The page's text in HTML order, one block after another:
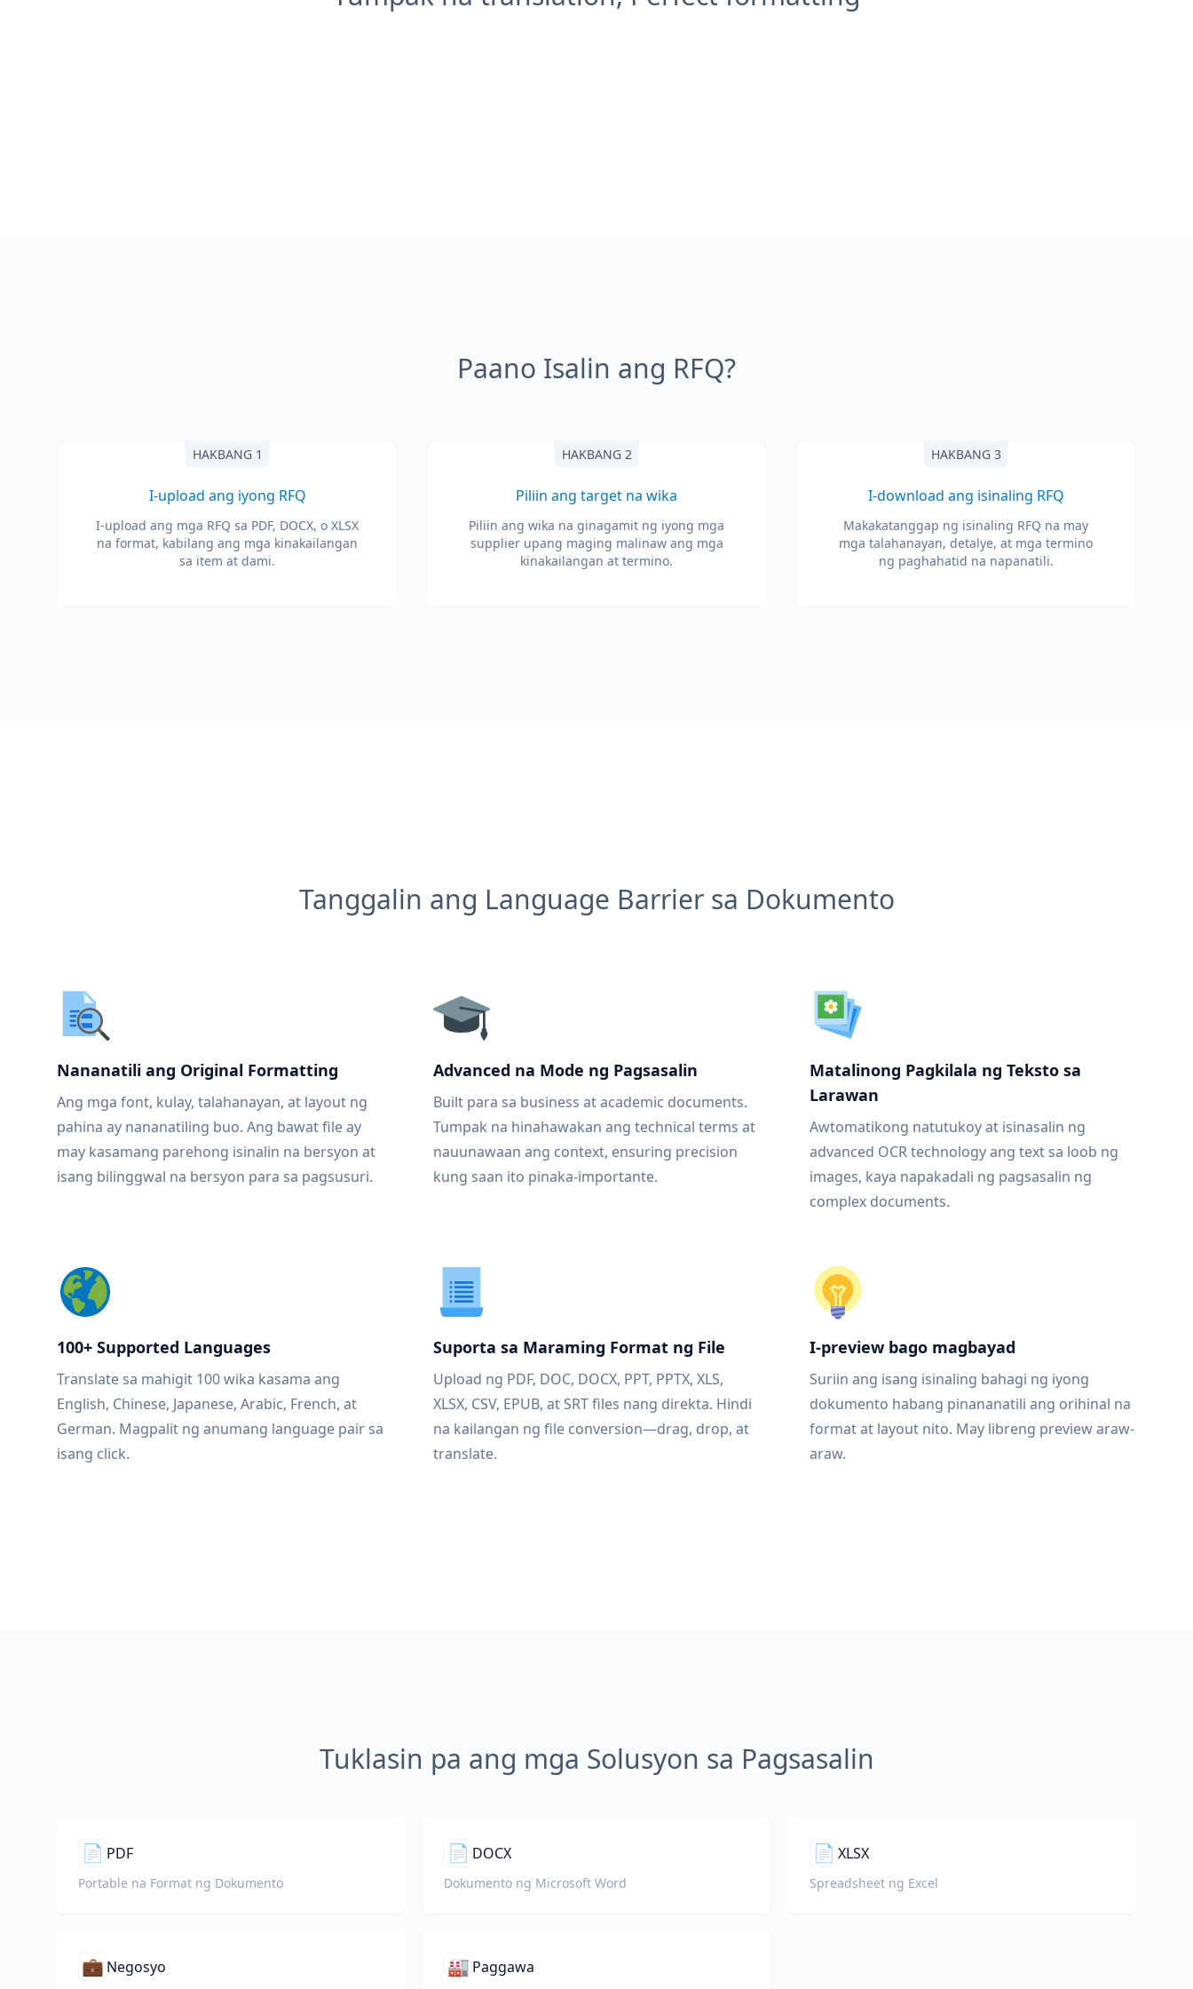
Paano Isalin ang RFQ?
HAKBANG 1
I-upload ang iyong RFQ
I-upload ang mga RFQ sa PDF, DOCX, o XLSX
na format, kabilang ang mga kinakailangan
sa item at dami.
HAKBANG 2
Piliin ang target na wika
Piliin ang wika na ginagamit ng iyong mga
supplier upang maging malinaw ang mga
kinakailangan at termino.
HAKBANG 3
I-download ang isinaling RFQ
Makakatanggap ng isinaling RFQ na may
mga talahanayan, detalye, at mga termino
ng paghahatid na napanatili.
Tanggalin ang Language Barrier sa Dokumento
Nananatili ang Original Formatting
Ang mga font, kulay, talahanayan, at layout ng
pahina ay nananatiling buo. Ang bawat file ay
may kasamang parehong isinalin na bersyon at
isang bilinggwal na bersyon para sa pagsusuri.
Advanced na Mode ng Pagsasalin
Built para sa business at academic documents.
Tumpak na hinahawakan ang technical terms at
nauunawaan ang context, ensuring precision
kung saan ito pinaka-importante.
Matalinong Pagkilala ng Teksto sa
Larawan
Awtomatikong natutukoy at isinasalin ng
advanced OCR technology ang text sa loob ng
images, kaya napakadali ng pagsasalin ng
complex documents.
100+ Supported Languages
Translate sa mahigit 100 wika kasama ang
English, Chinese, Japanese, Arabic, French, at
German. Magpalit ng anumang language pair sa
isang click.
Suporta sa Maraming Format ng File
Upload ng PDF, DOC, DOCX, PPT, PPTX, XLS,
XLSX, CSV, EPUB, at SRT files nang direkta. Hindi
na kailangan ng file conversion—drag, drop, at
translate.
I-preview bago magbayad
Suriin ang isang isinaling bahagi ng iyong
dokumento habang pinananatili ang orihinal na
format at layout nito. May libreng preview araw-
araw.
Tuklasin pa ang mga Solusyon sa Pagsasalin
📄 PDF
Portable na Format ng Dokumento
📄 DOCX
Dokumento ng Microsoft Word
📄 XLSX
Spreadsheet ng Excel
💼 Negosyo 🏭 Paggawa